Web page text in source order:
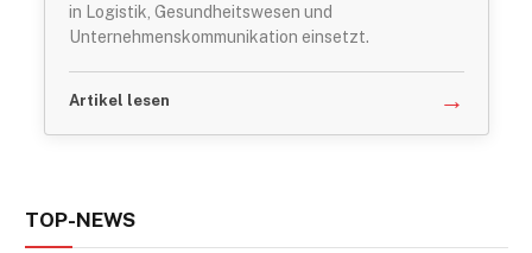
in Logistik, Gesundheitswesen und
Unternehmenskommunikation einsetzt.
Artikel lesen →
TOP-NEWS